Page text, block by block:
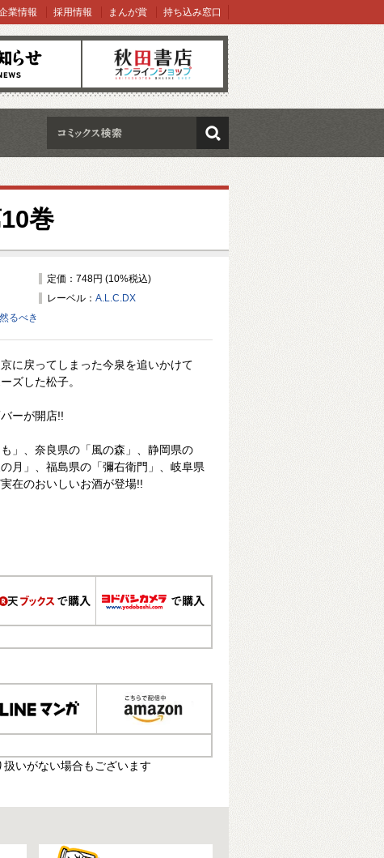
オンラインショップ
業情報 採用情報 まんが賞 持ち込み窓口
検索
巻
定価：748円 (10%税込)
レーベル： A.L.C.DX
るべき
に戻ってしまった今泉を追いかけて
ズした松子。
ーが開店!!
」、奈良県の「風の森」、静岡県の
月」、福島県の「彌右衛門」、岐阜県
在のおいしいお酒が登場!!
いがない場合もございます